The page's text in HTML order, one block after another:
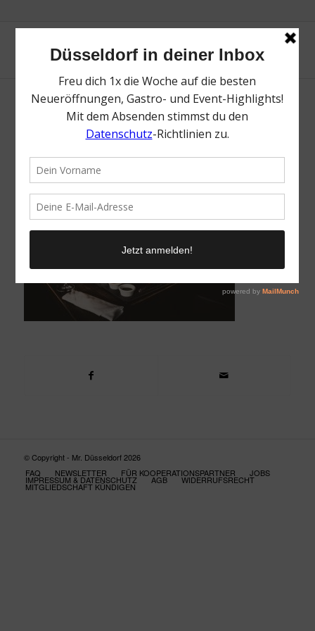
ABACCO_S_Restaurant (5)
14. Oktober 2021 /
© Copyright - Mr. Düsseldorf 2026
FAQ
NEWSLETTER FÜR KOOPERATIONSPARTNER JOBS
IMPRESSUM & DATENSCHUTZ AGB WIDERRUFSRECHT
MITGLIEDSCHAFT KÜNDIGEN